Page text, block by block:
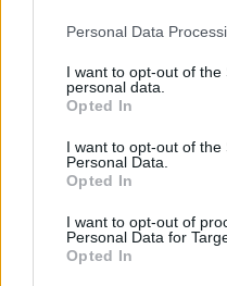
Please note that this
not limited to your visit or
grant or deny consent to
use your data for below
consent section.
Personal Data
I want to opt-out of the
personal data.
Opted In
I want to opt-out of the
Personal Data.
Opted In
I want to opt-out of
Personal Data for
Opted In
három nagy
(mert egyedül nem fog
klímaváltozás
kontinentális
napfényben életerős
garázskapunkon.
távolságok
gyerek, aki szegénynek